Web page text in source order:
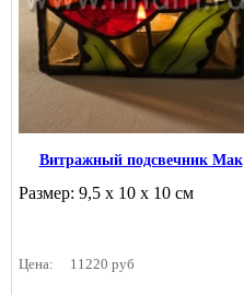
Витражный подсвечник Мак
Размер: 9,5 х 10 х 10 см
Цена: 11220 руб